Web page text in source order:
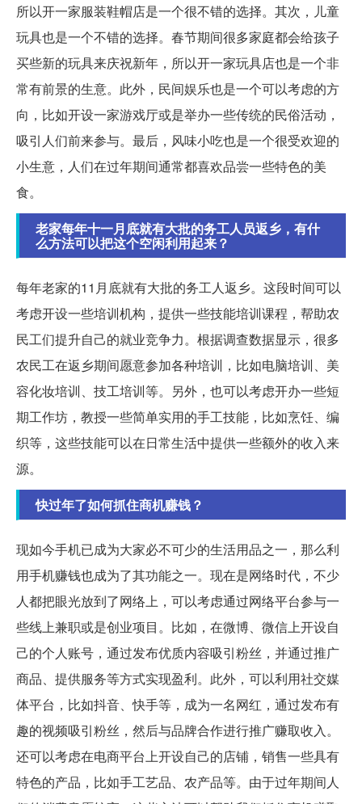
所以开一家服装鞋帽店是一个很不错的选择。其次，儿童
玩具也是一个不错的选择。春节期间很多家庭都会给孩子
买些新的玩具来庆祝新年，所以开一家玩具店也是一个非
常有前景的生意。此外，民间娱乐也是一个可以考虑的方
向，比如开设一家游戏厅或是举办一些传统的民俗活动，
吸引人们前来参与。最后，风味小吃也是一个很受欢迎的
小生意，人们在过年期间通常都喜欢品尝一些特色的美
食。
老家每年十一月底就有大批的务工人员返乡，有什
么方法可以把这个空闲利用起来？
每年老家的11月底就有大批的务工人返乡。这段时间可以
考虑开设一些培训机构，提供一些技能培训课程，帮助农
民工们提升自己的就业竞争力。根据调查数据显示，很多
农民工在返乡期间愿意参加各种培训，比如电脑培训、美
容化妆培训、技工培训等。另外，也可以考虑开办一些短
期工作坊，教授一些简单实用的手工技能，比如烹饪、编
织等，这些技能可以在日常生活中提供一些额外的收入来
源。
快过年了如何抓住商机赚钱？
现如今手机已成为大家必不可少的生活用品之一，那么利
用手机赚钱也成为了其功能之一。现在是网络时代，不少
人都把眼光放到了网络上，可以考虑通过网络平台参与一
些线上兼职或是创业项目。比如，在微博、微信上开设自
己的个人账号，通过发布优质内容吸引粉丝，并通过推广
商品、提供服务等方式实现盈利。此外，可以利用社交媒
体平台，比如抖音、快手等，成为一名网红，通过发布有
趣的视频吸引粉丝，然后与品牌合作进行推广赚取收入。
还可以考虑在电商平台上开设自己的店铺，销售一些具有
特色的产品，比如手工艺品、农产品等。由于过年期间人